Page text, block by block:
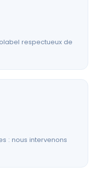
respectueux de
: nous intervenons